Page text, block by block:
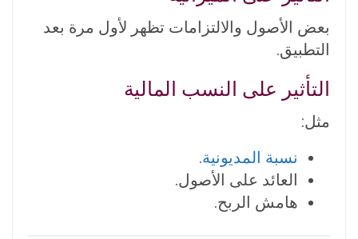
بعض الأصول والالتزامات تظهر لأول مرة بعد
التطبيق.
التأثير على النسب المالية
مثل:
نسبة المديونية.
العائد على الأصول.
هامش الربح.